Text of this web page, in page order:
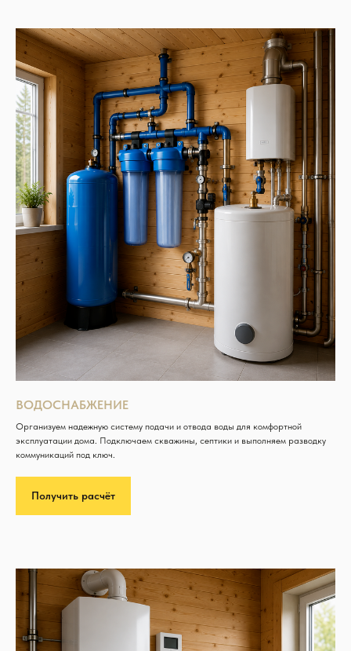
ВОДОСНАБЖЕНИЕ
Организуем надежную систему подачи и отвода воды для комфортной
эксплуатации дома. Подключаем скважины, септики и выполняем разводку
коммуникаций под ключ.
Получить расчёт